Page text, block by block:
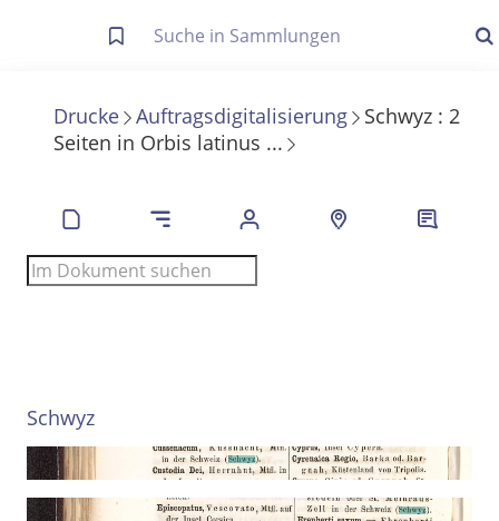
Letzte Trefferliste
Die letzte Trefferliste besteht aus Ihrer letzten Suche, samt
Anzeigen
Zuletzt gesucht
Info zu Suchanfragen
Drucke Auftragsdigitalisierung Schwyz : 2
Seiten in Orbis latinus ...
Schwyz